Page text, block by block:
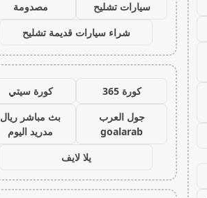
سيارات تشليح
مصدومة
شراء سيارات قديمة تشليح
كورة 365
كورة سيتي
جول العرب
goalarab
بث مباشر ريال
مدريد اليوم
يلا لايف